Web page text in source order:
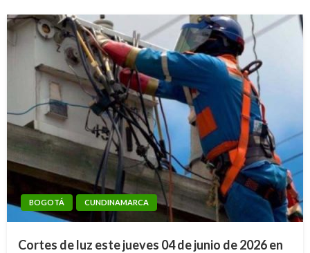
BOGOTÁ CUNDINAMARCA
Cortes de luz este jueves 04 de junio de 2026 en